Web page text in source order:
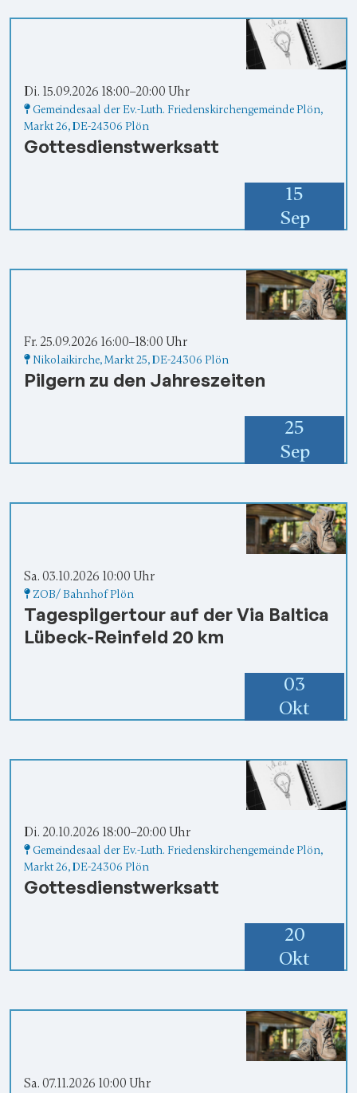
Di. 15.09.2026 18:00–20:00 Uhr
Gemeindesaal der Ev.-Luth. Friedenskirchengemeinde Plön,
Markt 26,DE-24306 Plön
Gottesdienstwerksatt
15
Sep
Fr. 25.09.2026 16:00–18:00 Uhr
Nikolaikirche, Markt 25,DE-24306 Plön
Pilgern zu den Jahreszeiten
25
Sep
Sa. 03.10.2026 10:00 Uhr
ZOB/ Bahnhof Plön
Tagespilgertour auf der Via Baltica
Lübeck-Reinfeld 20 km
03
Okt
Di. 20.10.2026 18:00–20:00 Uhr
Gemeindesaal der Ev.-Luth. Friedenskirchengemeinde Plön,
Markt 26,DE-24306 Plön
Gottesdienstwerksatt
20
Okt
Sa. 07.11.2026 10:00 Uhr